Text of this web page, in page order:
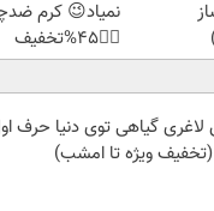
نمیاد😉 کرم
👈🏻45%تخفیف
گیاهی توی دنیا حرف
(تخفیف ویژه تا امشب)